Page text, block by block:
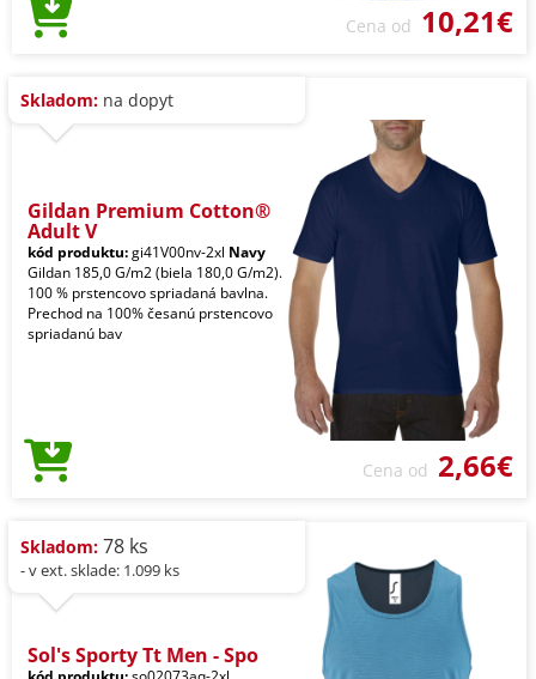
Cena od 10,21€
Skladom: na dopyt
Gildan Premium Cotton®
Adult V
kód produktu:gi41V00nv-2xl Navy
Gildan 185,0 G/m2 (biela 180,0 G/m2).
100 % prstencovo spriadaná bavlna.
Prechod na 100% česanú prstencovo
spriadanú bav
Cena od 2,66€
Skladom: 78 ks
- v ext. sklade: 1.099 ks
Sol's Sporty Tt Men - Spo